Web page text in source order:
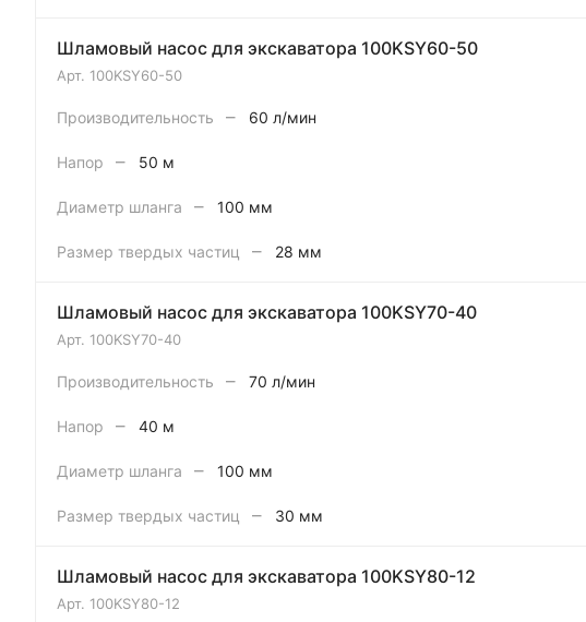
Шламовый насос для экскаватора 100KSY60-50
Арт. 100KSY60-50
Производительность – 60 л/мин
Напор – 50 м
Диаметр шланга – 100 мм
Размер твердых частиц – 28 мм
Шламовый насос для экскаватора 100KSY70-40
Арт. 100KSY70-40
Производительность – 70 л/мин
Напор – 40 м
Диаметр шланга – 100 мм
Размер твердых частиц – 30 мм
Шламовый насос для экскаватора 100KSY80-12
Арт. 100KSY80-12